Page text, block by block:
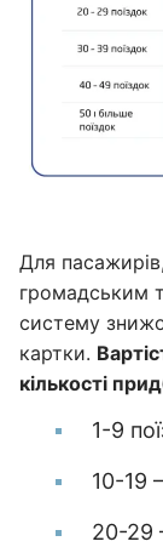
Для
громадським
систему
картки.
кількості
1-9
10-19
20-29